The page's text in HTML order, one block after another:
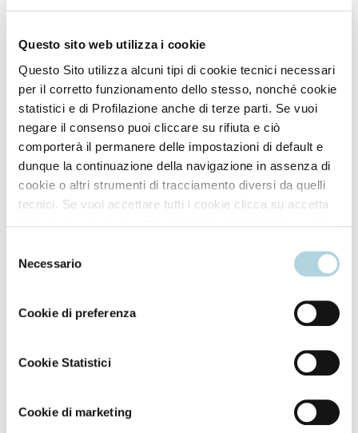
Questo sito web utilizza i cookie
Questo Sito utilizza alcuni tipi di cookie tecnici necessari
per il corretto funzionamento dello stesso, nonché cookie
statistici e di Profilazione anche di terze parti. Se vuoi
negare il consenso puoi cliccare su rifiuta e ciò
comporterà il permanere delle impostazioni di default e
dunque la continuazione della navigazione in assenza di
cookie o altri strumenti di tracciamento diversi da quelli
tecnici. Se vuoi accettare tutti i cookie clicca su accetta
più consulta la
delNecessario
Cookie di preferenza
Cookie Statistici
Cookie di marketing
Shampoo
Shampoo anticaduta
rinforzante
Shampoo
Shampoo anticaduta &
antiforfora
fortificante
Trattamento in fiale
anticaduta rinforzante